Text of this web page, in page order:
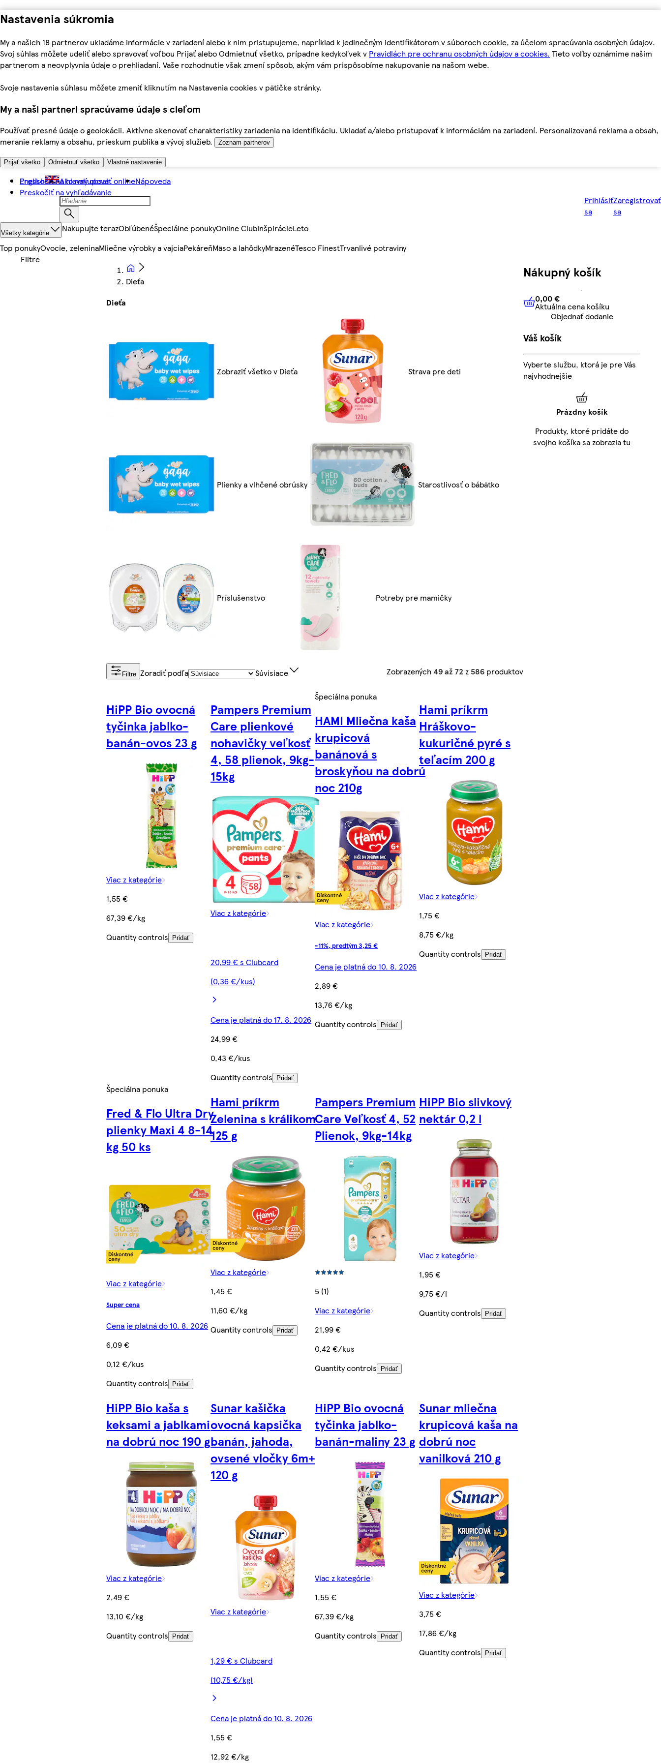
Nastavenia súkromia
My a našich 18 partnerov ukladáme informácie v zariadení alebo k nim pristupujeme, napríklad k jedinečným identifikátorom v súboroch cookie, za účelom spracúvania osobných údajov.
Svoj súhlas môžete udeliť alebo spravovať voľbou Prijať alebo Odmietnuť všetko, prípadne kedykoľvek v Pravidlách pre ochranu osobných údajov a cookies. Tieto voľby oznámime našim
partnerom a neovplyvnia údaje o prehliadaní. Vaše rozhodnutie však zmení spôsob, akým vám prispôsobíme nakupovanie na našom webe.
Svoje nastavenia súhlasu môžete zmeniť kliknutím na Nastavenia cookies v pätičke stránky.
My a naši partneri spracúvame údaje s cieľom
Používať presné údaje o geolokácii. Aktívne skenovať charakteristiky zariadenia na identifikáciu. Ukladať a/alebo pristupovať k informáciám na zariadení. Personalizovaná reklama a obsah,
meranie reklamy a obsahu, prieskum publika a vývoj služieb.
Zoznam partnerov
Prijať všetko Odmietnuť všetko Vlastné nastavenie
Preskočiť na hlavný obsah
Preskočiť na vyhľadávanie
English Ako nakupovať onlineNápoveda
Prihlásiť
sa
Zaregistrovať
sa
Všetky kategórie Nakupujte terazObľúbenéŠpeciálne ponukyOnline ClubInšpirácieLeto
Top ponukyOvocie, zeleninaMliečne výrobky a vajciaPekáreňMäso a lahôdkyMrazenéTesco FinestTrvanlivé potraviny
Dieťa
Dieťa
Zobraziť všetko v Dieťa Strava pre deti
Plienky a vlhčené obrúsky Starostlivosť o bábätko
Príslušenstvo Potreby pre mamičky
Filtre Zoradiť podľa Súvisiace Zobrazených49 až 72 z 586 produktov
HiPP Bio ovocná
tyčinka jablko-
banán-ovos 23 g
Viac z kategórie
1,55 €
67,39 €/kg
Quantity controls
Pridať
Pampers Premium
Care plienkové
nohavičky veľkosť
4, 58 plienok, 9kg-
15kg
Viac z kategórie
20,99 € s Clubcard
(0,36 €/kus)
Cena je platná do 17. 8. 2026
24,99 €
0,43 €/kus
Quantity controls
Pridať
Špeciálna ponuka
HAMI Mliečna kaša
krupicová
banánová s
broskyňou na dobrú
noc 210g
Viac z kategórie
-11%, predtým 3,25 €
Cena je platná do 10. 8. 2026
2,89 €
13,76 €/kg
Quantity controls
Pridať
Hami príkrm
Hráškovo-
kukuričné pyré s
teľacím 200 g
Viac z kategórie
1,75 €
8,75 €/kg
Quantity controls
Pridať
Špeciálna ponuka
Fred & Flo Ultra Dry
plienky Maxi 4 8-14
kg 50 ks
Viac z kategórie
Super cena
Cena je platná do 10. 8. 2026
6,09 €
0,12 €/kus
Quantity controls
Pridať
Hami príkrm
Zelenina s králikom
125 g
Viac z kategórie
1,45 €
11,60 €/kg
Quantity controls
Pridať
Pampers Premium
Care Veľkosť 4, 52
Plienok, 9kg-14kg
5 (1)
Viac z kategórie
21,99 €
0,42 €/kus
Quantity controls
Pridať
HiPP Bio slivkový
nektár 0,2 l
Viac z kategórie
1,95 €
9,75 €/l
Quantity controls
Pridať
HiPP Bio kaša s
keksami a jablkami
na dobrú noc 190 g
Viac z kategórie
2,49 €
13,10 €/kg
Quantity controls
Pridať
Sunar kašička
ovocná kapsička
banán, jahoda,
ovsené vločky 6m+,
120 g
Viac z kategórie
1,29 € s Clubcard
(10,75 €/kg)
Cena je platná do 10. 8. 2026
1,55 €
12,92 €/kg
HiPP Bio ovocná
tyčinka jablko-
banán-maliny 23 g
Viac z kategórie
1,55 €
67,39 €/kg
Quantity controls
Pridať
Sunar mliečna
krupicová kaša na
dobrú noc
vanilková 210 g
Viac z kategórie
3,75 €
17,86 €/kg
Quantity controls
Pridať
Nákupný košík
0,00 € Aktuálna cena košíku
0,00 €
Aktuálna cena košíku
Objednať dodanie
Váš košík
Vyberte službu, ktorá je pre Vás
najvhodnejšie
Prázdny košík
Produkty, ktoré pridáte do
svojho košíka sa zobrazia tu